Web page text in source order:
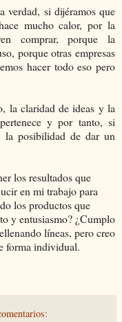
verdad, si dijéramos que
mucho calor, por la
comprar, porque la
porque otras empresas
hacer todo eso pero
la claridad de ideas y la
y por tanto, si
la posibilidad de dar un
los resultados que
en mi trabajo para
los productos que
y entusiasmo? ¿Cumplo
líneas, pero creo
forma individual.